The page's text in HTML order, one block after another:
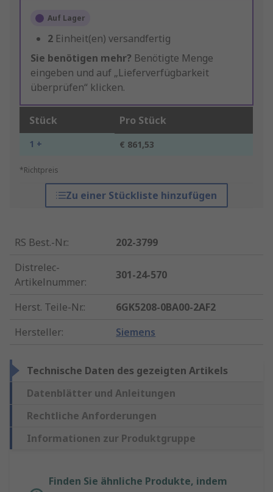
Auf Lager
2 Einheit(en) versandfertig
Sie benötigen mehr? Benötigte Menge
eingeben und auf „Lieferverfügbarkeit
überprüfen“ klicken.
Stück Pro Stück
1 + € 861,53
*Richtpreis
Zu einer Stückliste hinzufügen
RS Best.-Nr.:
202-3799
Distrelec-
Artikelnummer:
301-24-570
Herst. Teile-Nr.:
6GK5208-0BA00-2AF2
Hersteller: Siemens
Technische Daten des gezeigten Artikels
Datenblätter und Anleitungen
Rechtliche Anforderungen
Informationen zur Produktgruppe
Finden Sie ähnliche Produkte, indem